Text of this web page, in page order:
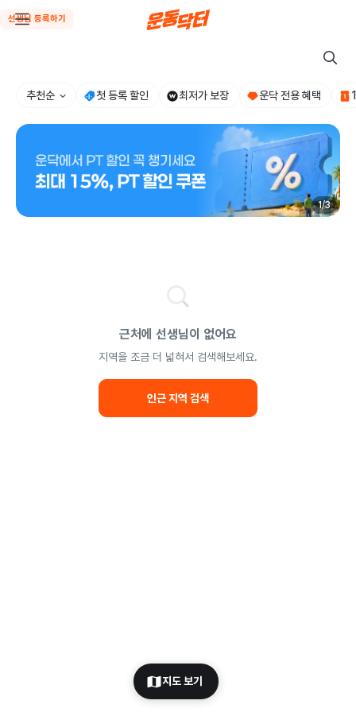
선생님 등록하기
추천순 첫 등록 할인 최저가 보장 운닥 전용 혜택
지도 보기
1/3
근처에 선생님이 없어요
지역을 조금 더 넓혀서 검색해보세요.
인근 지역 검색